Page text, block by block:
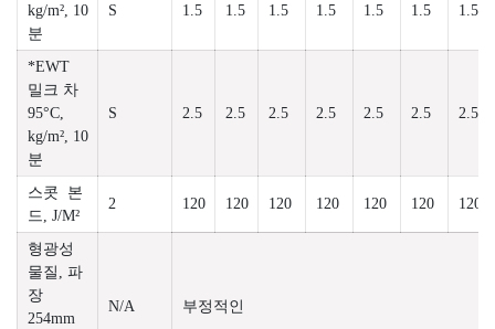
kg/m², 10
분
S 1.5 1.5 1.5 1.5 1.5 1.5 1.5
*EWT
밀크 차
95°C,
kg/m², 10
분
S 2.5 2.5 2.5 2.5 2.5 2.5 2.5
스콧 본
드, J/M²
2 120 120 120 120 120 120 120
형광성
물질, 파
장
254mm
N/A 부정적인